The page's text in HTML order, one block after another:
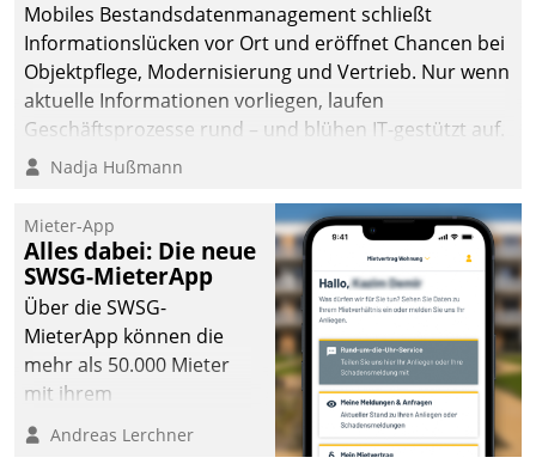
Mobiles Bestandsdatenmanagement schließt
Informationslücken vor Ort und eröffnet Chancen bei
Objektpflege, Modernisierung und Vertrieb. Nur wenn
aktuelle Informationen vorliegen, laufen
Geschäftsprozesse rund – und blühen IT-gestützt auf.
Nadja Hußmann
Mieter-App
Alles dabei: Die neue
SWSG-MieterApp
Über die SWSG-
MieterApp können die
mehr als 50.000 Mieter
mit ihrem
Wohnungsunternehmen
kommunizieren, auf dem
Andreas Lerchner